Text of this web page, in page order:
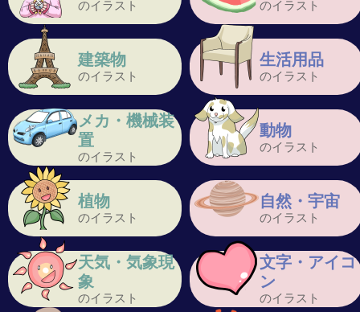
のイラスト のイラスト
建築物
のイラスト
生活用品
のイラスト
メカ・機械装
置
のイラスト
動物
のイラスト
植物
のイラスト
自然・宇宙
のイラスト
天気・気象現
象
のイラスト
文字・アイコ
ン
のイラスト